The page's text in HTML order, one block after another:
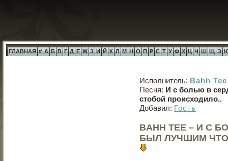
ГЛАВНАЯ # А Б В Г Д Е Ж З И Й К Л М Н О П Р С Т У Ф Х Ц Ч Ш Щ Э
Исполнитель: Bahh Tee
Песня: И с болью в
стобой происходило..
Добавил: Гость
BAHH TEE – И С
БЫЛ ЛУЧШИМ